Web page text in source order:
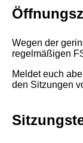
Wegen der
regelmäßigen
Meldet euch
den Sitzungen